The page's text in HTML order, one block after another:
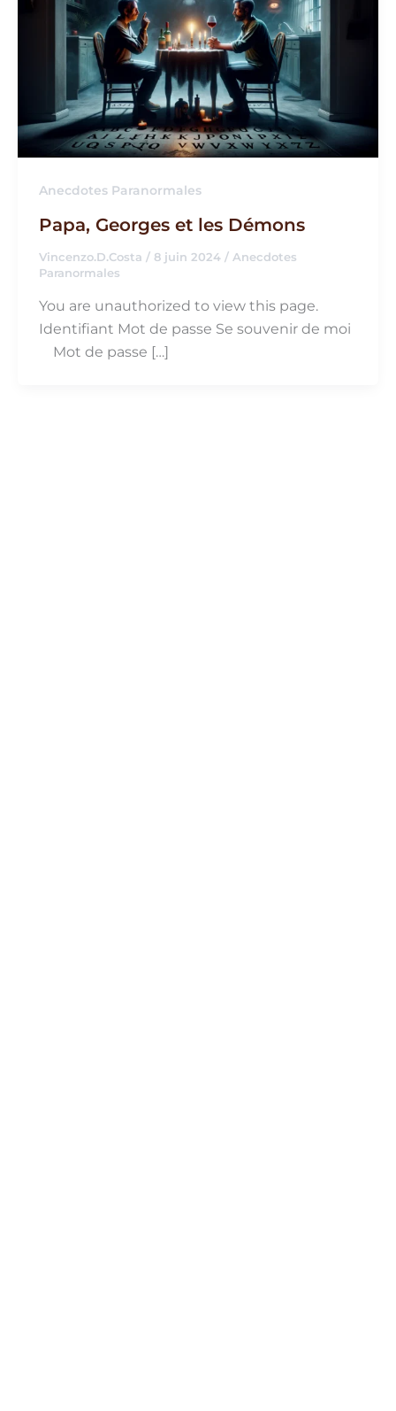
Anecdotes Paranormales
Papa, Georges et les Démons
Vincenzo.D.Costa / 8 juin 2024 / Anecdotes
Paranormales
You are unauthorized to view this page.
Identifiant Mot de passe Se souvenir de moi
Mot de passe […]